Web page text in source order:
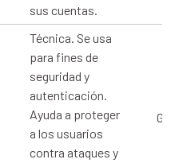
sus cuentas.
Técnica. Se usa
para fines de
seguridad y
autenticación.
Ayuda a proteger
a los usuarios
contra ataques y